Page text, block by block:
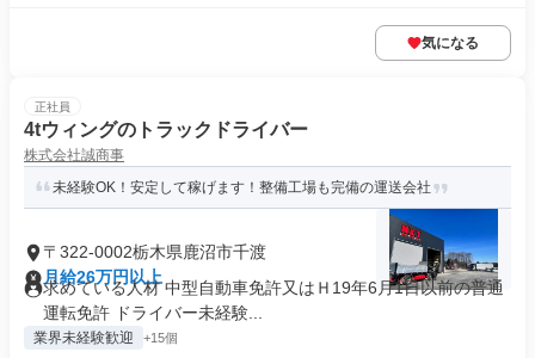
気になる
正社員
4tウィングのトラックドライバー
株式会社誠商事
未経験OK！安定して稼げます！整備工場も完備の運送会社
〒322-0002栃木県鹿沼市千渡
月給26万円以上
求めている人材 中型自動車免許又はＨ19年6月1日以前の普通
運転免許 ドライバー未経験...
業界未経験歓迎 +15個